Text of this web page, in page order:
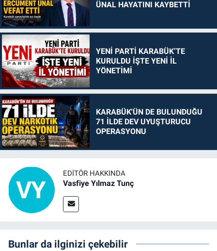
ÜNAL HAYATINI KAYBETTİ
YENİ PARTİ KARABÜK’TE
KURULDU İŞTE YENİ İL
YÖNETİMİ
KARABÜK'ÜN DE BULUNDUĞU
71 İLDE DEV UYUŞTURUCU
OPERASYONU
EDITÖR HAKKINDA
Vasfiye Yılmaz Tunç
Bunlar da ilginizi çekebilir